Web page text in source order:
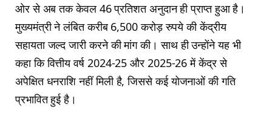
ओर से अब तक केवल 46 प्रतिशत अनुदान ही प्राप्त हुआ है।
मुख्यमंत्री ने लंबित करीब 6,500 करोड़ रुपये की केंद्रीय
सहायता जल्द जारी करने की मांग की। साथ ही उन्होंने यह भी
कहा कि वित्तीय वर्ष 2024-25 और 2025-26 में केंद्र से
अपेक्षित धनराशि नहीं मिली है, जिससे कई योजनाओं की गति
प्रभावित हुई है।